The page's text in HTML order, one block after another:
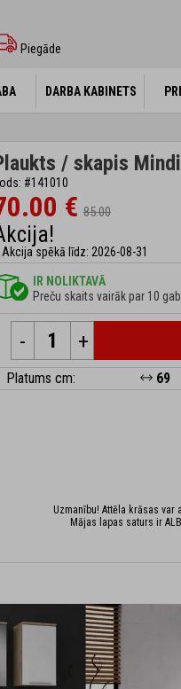
Piegāde
DARBA KABINETS
DARBA KABINETS
/ skapis
#141010
€ 85.00
spēkā līdz: 2026-08-31
IR NOLIKTAVĀ
Preču skaits vairāk par 10
- +
Platums cm: 69
Uzmanību! Attēla krāsas
Mājas lapas saturs ir